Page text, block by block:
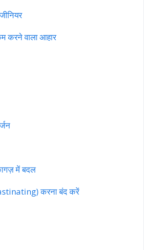
करने वाला आहार
में बदल
करना बंद करें